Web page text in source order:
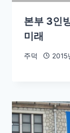
본부 3인
미래
주덕 2015